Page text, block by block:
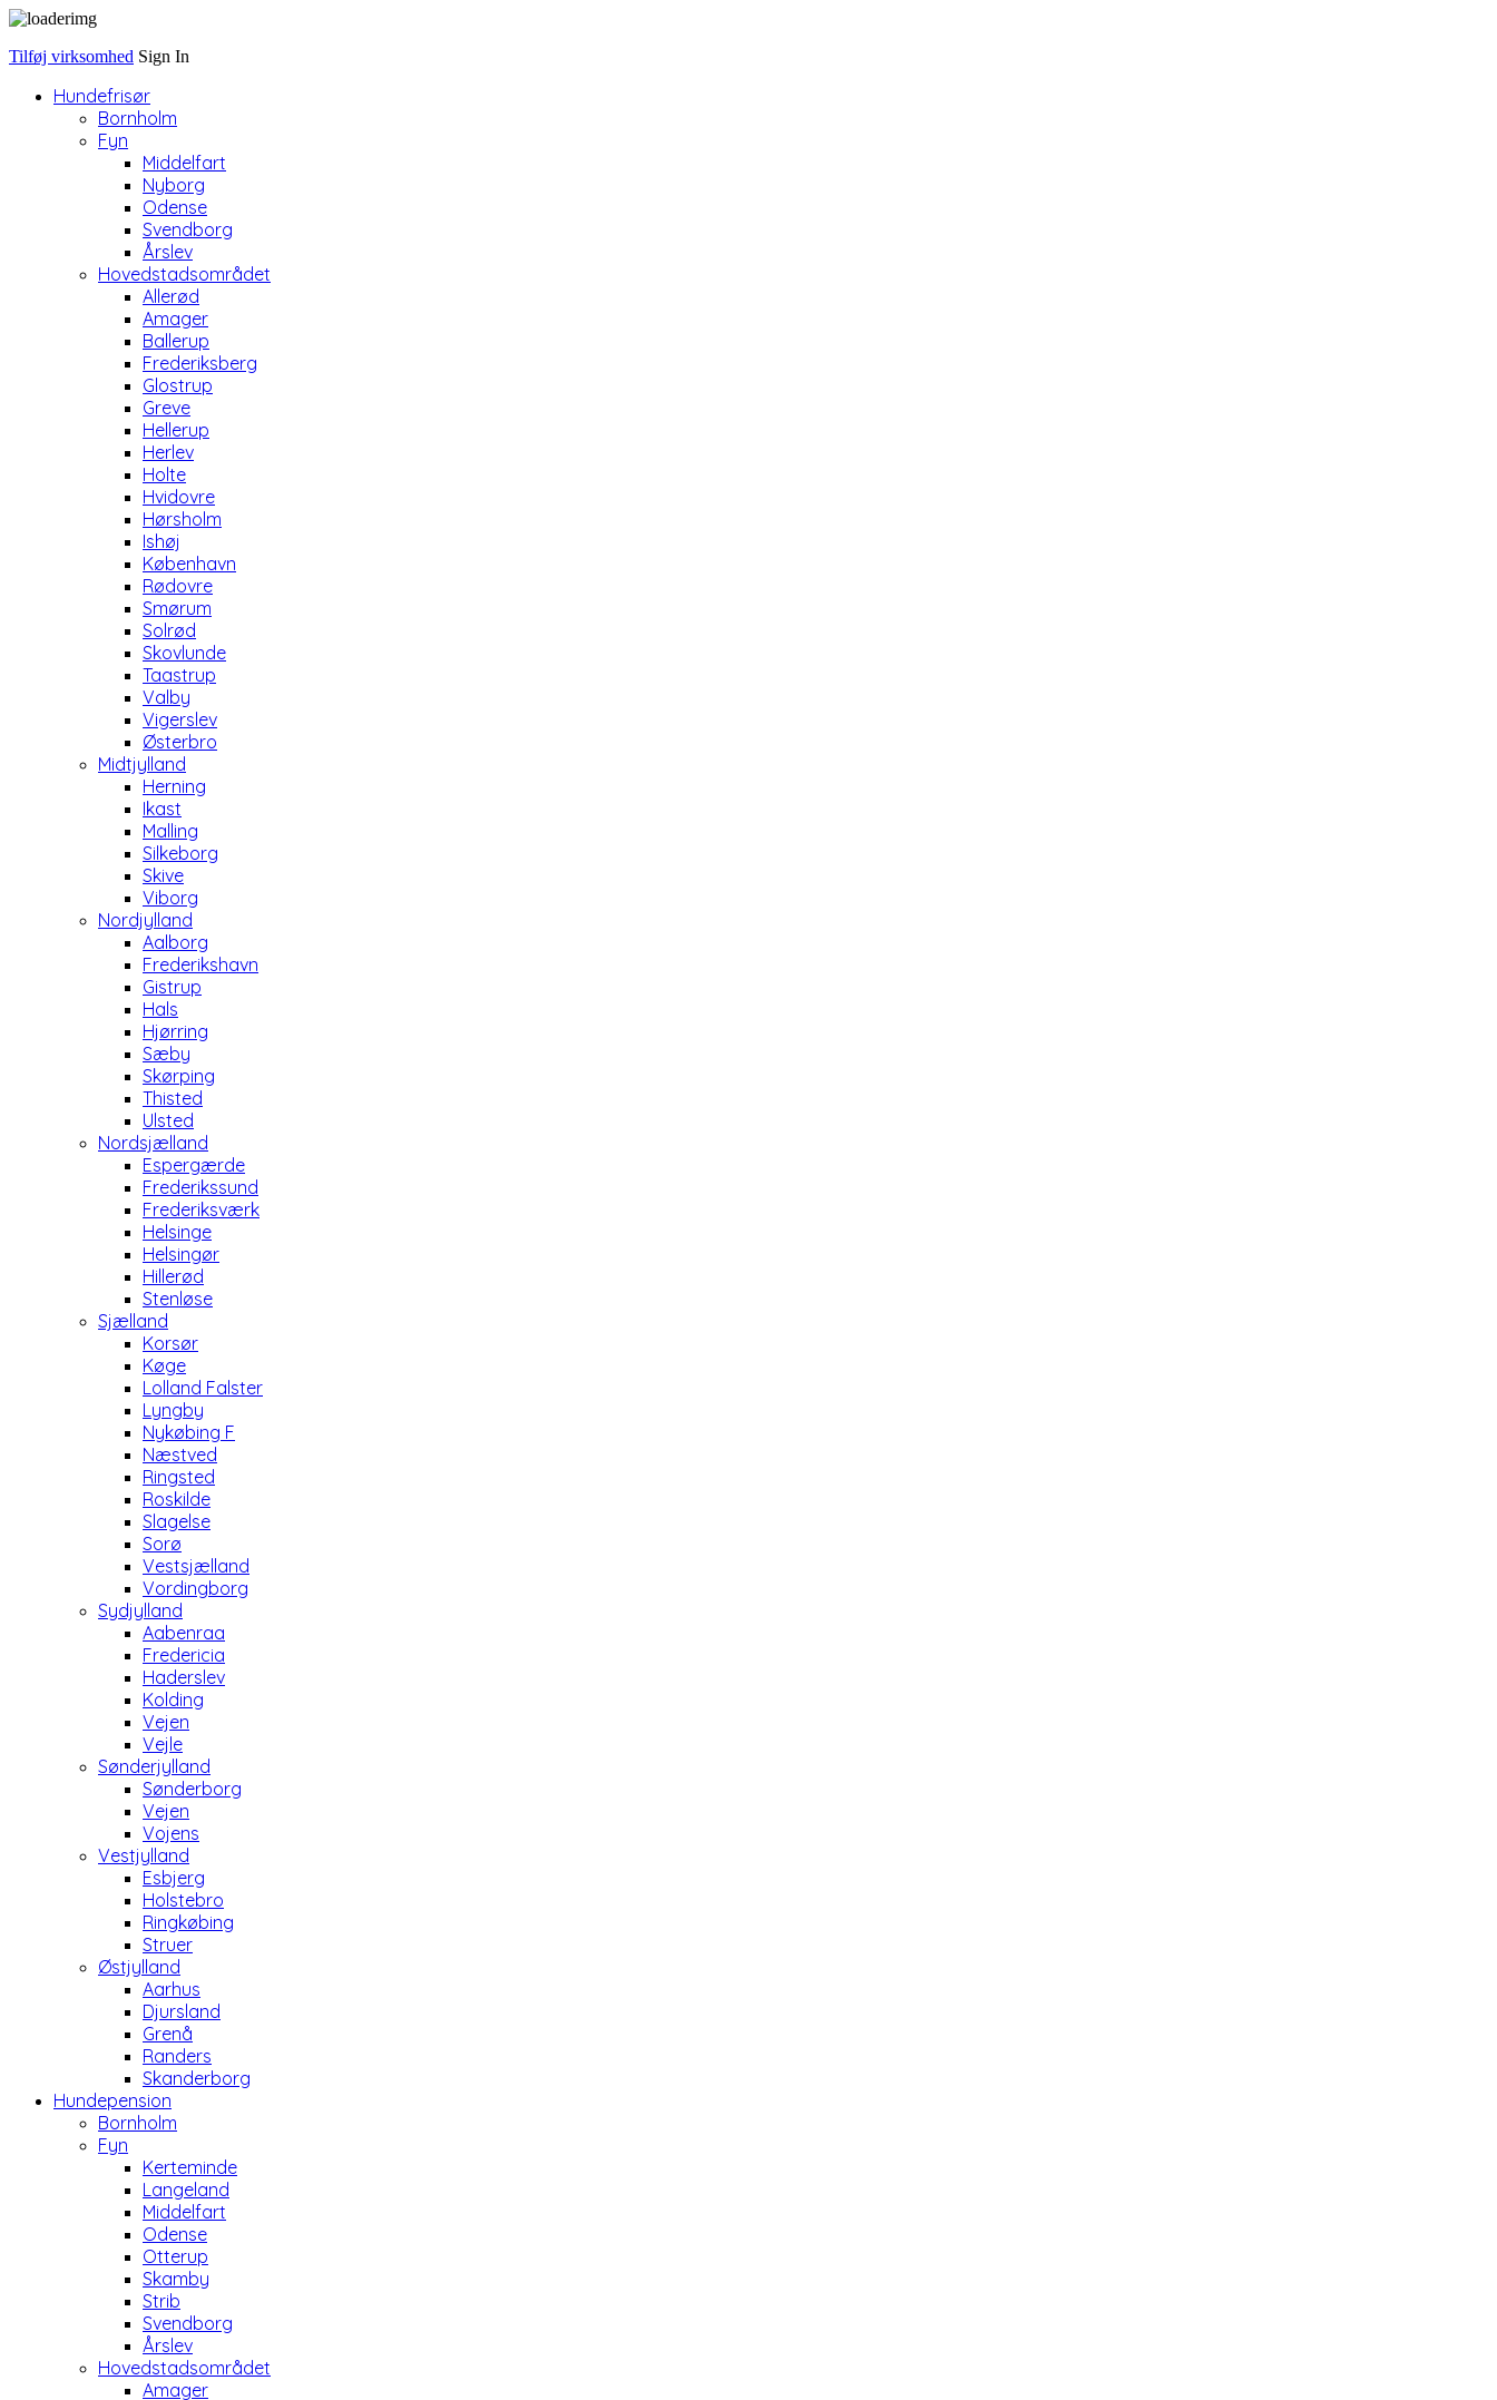
Tilføj virksomhed Sign In
Hundefrisør
Bornholm
Fyn
Middelfart
Nyborg
Odense
Svendborg
Årslev
Hovedstadsområdet
Allerød
Amager
Ballerup
Frederiksberg
Glostrup
Greve
Hellerup
Herlev
Holte
Hvidovre
Hørsholm
Ishøj
København
Rødovre
Smørum
Solrød
Skovlunde
Taastrup
Valby
Vigerslev
Østerbro
Midtjylland
Herning
Ikast
Malling
Silkeborg
Skive
Viborg
Nordjylland
Aalborg
Frederikshavn
Gistrup
Hals
Hjørring
Sæby
Skørping
Thisted
Ulsted
Nordsjælland
Espergærde
Frederikssund
Frederiksværk
Helsinge
Helsingør
Hillerød
Stenløse
Sjælland
Korsør
Køge
Lolland Falster
Lyngby
Nykøbing F
Næstved
Ringsted
Roskilde
Slagelse
Sorø
Vestsjælland
Vordingborg
Sydjylland
Aabenraa
Fredericia
Haderslev
Kolding
Vejen
Vejle
Sønderjylland
Sønderborg
Vejen
Vojens
Vestjylland
Esbjerg
Holstebro
Ringkøbing
Struer
Østjylland
Aarhus
Djursland
Grenå
Randers
Skanderborg
Hundepension
Bornholm
Fyn
Kerteminde
Langeland
Middelfart
Odense
Otterup
Skamby
Strib
Svendborg
Årslev
Hovedstadsområdet
Amager